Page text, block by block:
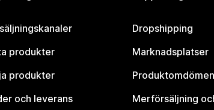
produkter
produkter
och leverans
Dropshipping
Marknadsplatser
Produktomdömen
Merförsäljning